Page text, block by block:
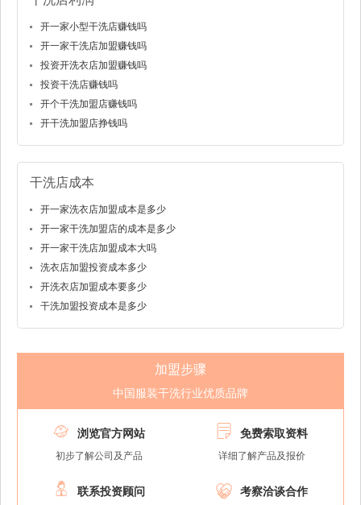
开一家小型干洗店赚钱吗
开一家干洗店加盟赚钱吗
投资开洗衣店加盟赚钱吗
投资干洗店赚钱吗
开个干洗加盟店赚钱吗
开干洗加盟店挣钱吗
干洗店成本
开一家洗衣店加盟成本是多少
开一家干洗加盟店的成本是多少
开一家干洗店加盟成本大吗
洗衣店加盟投资成本多少
开洗衣店加盟成本要多少
干洗加盟投资成本是多少
加盟步骤
中国服装干洗行业优质品牌
 浏览官方网站
初步了解公司及产品
 免费索取资料
详细了解产品及报价
 联系投资顾问  考察洽谈合作